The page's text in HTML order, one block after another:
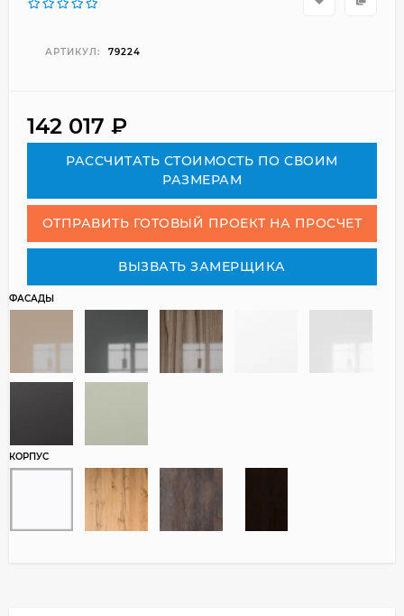
АРТИКУЛ: 79224
142 017 ₽
РАСCЧИТАТЬ СТОИМОСТЬ ПО СВОИМ
РАЗМЕРАМ
ОТПРАВИТЬ ГОТОВЫЙ ПРОЕКТ НА ПРОСЧЕТ
ВЫЗВАТЬ ЗАМЕРЩИКА
ФАСАДЫ
КОРПУС